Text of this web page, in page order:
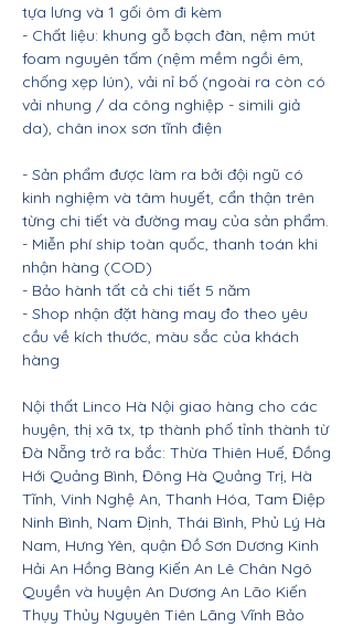
tựa lưng và 1 gối ôm đi kèm
- Chất liệu: khung gỗ bạch đàn, nệm mút
foam nguyên tấm (nệm mềm ngồi êm,
chống xẹp lún), vải nỉ bố (ngoài ra còn có
vải nhung / da công nghiệp - simili giả
da), chân inox sơn tĩnh điện
- Sản phẩm được làm ra bởi đội ngũ có
kinh nghiệm và tâm huyết, cẩn thận trên
từng chi tiết và đường may của sản phẩm.
- Miễn phí ship toàn quốc, thanh toán khi
nhận hàng (COD)
- Bảo hành tất cả chi tiết 5 năm
- Shop nhận đặt hàng may đo theo yêu
cầu về kích thước, màu sắc của khách
hàng
Nội thất Linco Hà Nội giao hàng cho các
huyện, thị xã tx, tp thành phố tỉnh thành từ
Đà Nẵng trở ra bắc: Thừa Thiên Huế, Đồng
Hới Quảng Bình, Đông Hà Quảng Trị, Hà
Tĩnh, Vinh Nghệ An, Thanh Hóa, Tam Điệp
Ninh Bình, Nam Định, Thái Bình, Phủ Lý Hà
Nam, Hưng Yên, quận Đồ Sơn Dương Kinh
Hải An Hồng Bàng Kiến An Lê Chân Ngô
Quyền và huyện An Dương An Lão Kiến
Thụy Thủy Nguyên Tiên Lãng Vĩnh Bảo